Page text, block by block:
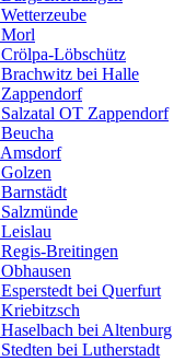
Löbschütz
bei Halle
OT Zappendorf
Breitingen
bei Querfurt
bei Altenburg
bei Lutherstadt